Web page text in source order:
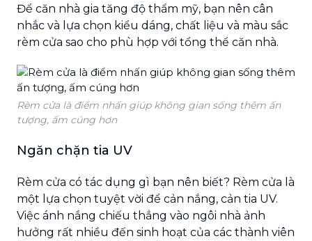
Để căn nhà gia tăng độ thẩm mỹ, bạn nên cân
nhắc và lựa chọn kiểu dáng, chất liệu và màu sắc
rèm cửa sao cho phù hợp với tổng thể căn nhà.
Rèm cửa là điểm nhấn giúp không gian sống thêm ấn
tượng, ấm cúng hơn
Ngăn chặn tia UV
Rèm cửa có tác dụng gì bạn nên biết? Rèm cửa là
một lựa chọn tuyệt vời để cản nắng, cản tia UV.
Việc ánh nắng chiếu thẳng vào ngôi nhà ảnh
hưởng rất nhiều đến sinh hoạt của các thành viên